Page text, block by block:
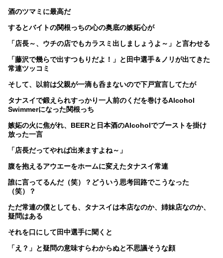
酒のツマミに最高だ
するとバイトの関根っちの心の奥底の嫉妬心が
「店長～、ウチの店でもカラスミ出しましょうよ～」と言わせる
「藤沢で幾らで出すつもりだよ！」と田中選手＆ノリが出てきた
常連ツッコミ
そして、以前は父親が一滴も呑まないので下戸宣言してたが
タナスイで鍛えられすっかり一人前のくだを巻けるAlcohol
Swimmerになった関根っち
嫉妬の火に焦がれ、BEERと日本酒のAlcoholでブーストを掛け
放った一言
「店長だってやれば出来ますよね～」
腹を抱えるアウエーをホームに変えたタナスイ常連
誰に言ってるんだ（笑）？どういう思考回路でこうなった
（笑）？
ただ常連の僕としても、タナスイは本店なのか、姉妹店なのか、
疑問はある
それを口にして田中選手に聞くと
「え？」と疑問の意味すらわからぬと不思議そうな顔